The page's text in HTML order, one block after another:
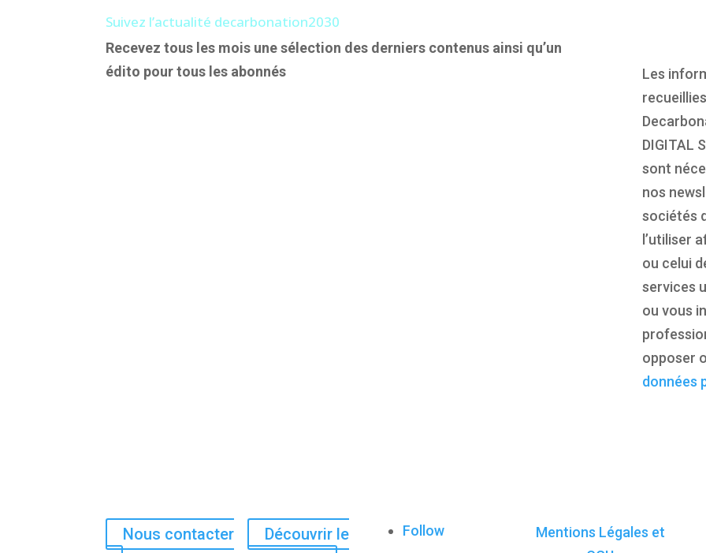
Suivez l’actualité decarbonation2030
Recevez tous les mois une sélection des derniers contenus ainsi qu’un
édito pour tous les abonnés
Les
DIGITAL
sont
nos
sociétés
l’utiliser
ou celui
services
ou vous
opposer
données
Nous contacter
Découvrir le
Follow
Mentions Légales et